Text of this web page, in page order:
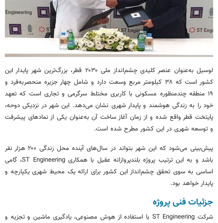
لوسیل
به‌عنوان عنصر کلیدی چشم‌انداز ملی ۲۰۳۰ قطر، بزرگ‌ترین شهر پایدار این
کشور است که ۳۸ کیلومتر مربع وسعت دارد و شامل چهار جزیره منحصربه‌فرد و
۱۹ منطقه چندمنظوره مسکونی با کاربری مختلط سرگرمی و تجاری است که تعهد
خود را به زندگی هوشمند و پایدار شهری نشان می‌دهد. این شهر در نزدیکی دوحه،
پایتخت قطر واقع شده و از زمان آغاز ساخت آن به‌عنوان یکی از نمادهای پیشرفت
و توسعه شهری در این کشور مطرح شده است.
پیش‌بینی می‌شود که این شهر بتواند در سال‌های آینده محل زندگی ۲۰۰ هزار نفر
باشد و به این ترتیب پروژه بلندپروازانه عقیل با همکاری ST Engineering، گامی
اساسی به سوی تحقق چشم‌انداز این کشور برای ارائه یک محیط شهری یکپارچه و
پایدار خواهد بود.
جزئیات فنی پروژه
شرکت ST Engineering با استفاده از هوش مصنوعی، یادگیری ماشین و تجزیه و